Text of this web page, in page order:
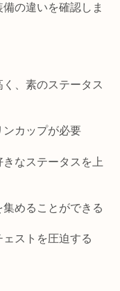
の違いを確認しま
、素のステータス
ンカップが必要
きなステータスを上
集めることができる
ェストを圧迫する